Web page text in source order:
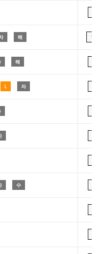
해 15
해
L 자
수